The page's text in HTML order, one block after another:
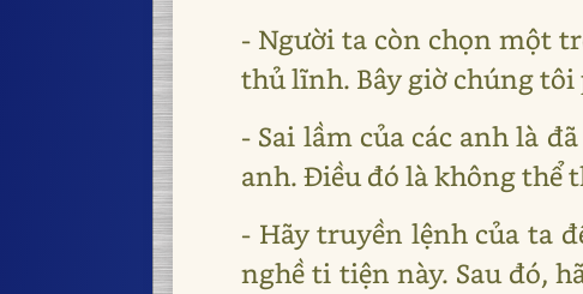
- Người ta còn chọn một
thủ lĩnh. Bây giờ chúng tôi
- Sai lầm của các anh là
anh. Điều đó là không thể
- Hãy truyền lệnh của ta
nghề ti tiện này. Sau đó,